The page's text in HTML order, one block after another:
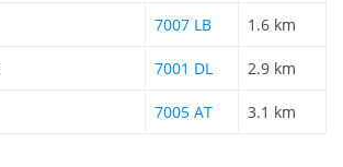
7007 LB 1.6 km
7001 DL 2.9 km
7005 AT 3.1 km